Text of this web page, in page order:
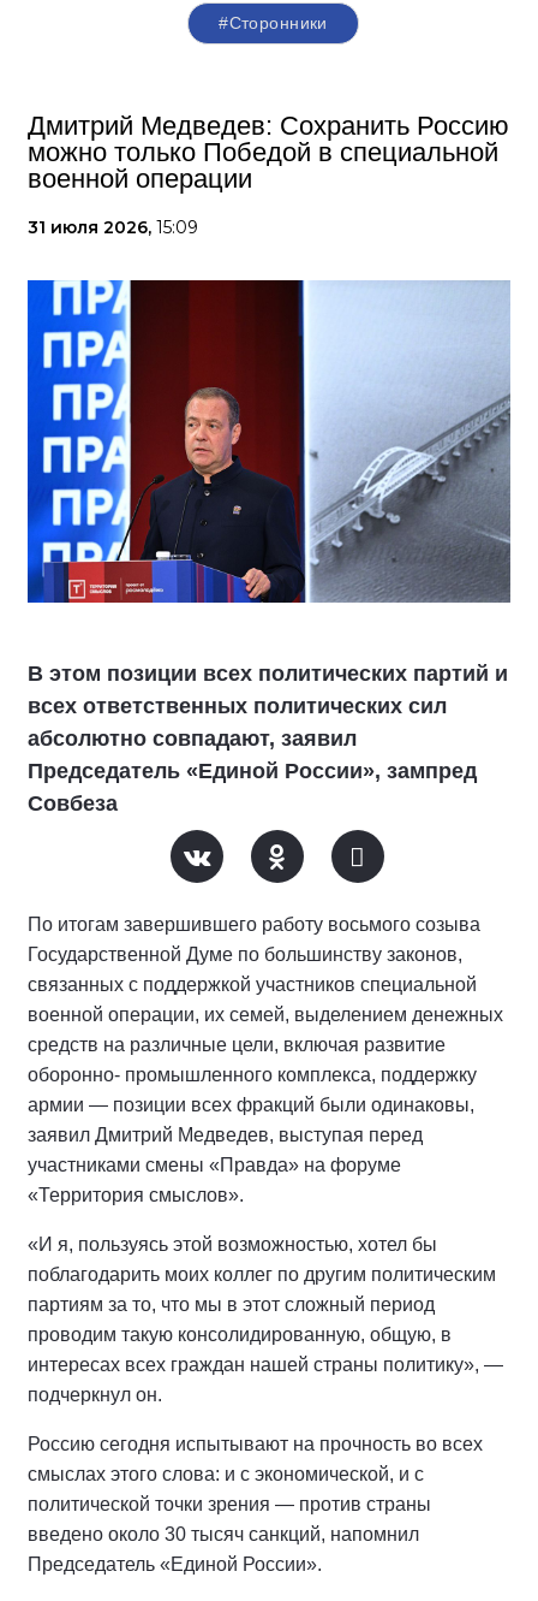
#Сторонники
Дмитрий Медведев: Сохранить Россию
можно только Победой в специальной
военной операции
31 июля 2026, 15:09
В этом позиции всех политических партий и
всех ответственных политических сил
абсолютно совпадают, заявил
Председатель «Единой России», зампред
Совбеза
По итогам завершившего работу восьмого созыва
Государственной Думе по большинству законов,
связанных с поддержкой участников специальной
военной операции, их семей, выделением денежных
средств на различные цели, включая развитие
оборонно- промышленного комплекса, поддержку
армии — позиции всех фракций были одинаковы,
заявил Дмитрий Медведев, выступая перед
участниками смены «Правда» на форуме
«Территория смыслов».
«И я, пользуясь этой возможностью, хотел бы
поблагодарить моих коллег по другим политическим
партиям за то, что мы в этот сложный период
проводим такую консолидированную, общую, в
интересах всех граждан нашей страны политику», —
подчеркнул он.
Россию сегодня испытывают на прочность во всех
смыслах этого слова: и с экономической, и с
политической точки зрения — против страны
введено около 30 тысяч санкций, напомнил
Председатель «Единой России».